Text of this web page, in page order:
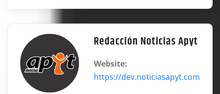
Redacción Noticias Apyt
Website:
https://dev.noticiasapyt.com